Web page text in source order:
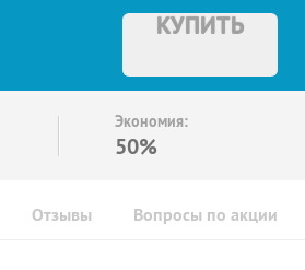
КУПИТЬ
Экономия:
50%
Отзывы Вопросы по акции